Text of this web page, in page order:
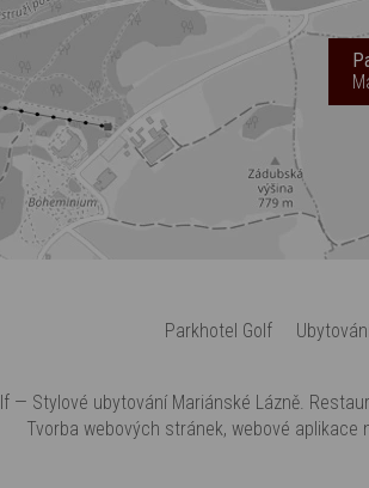
Parkhotel Golf
— Stylové ubytování Mariánské Lázně.
Tvorba webových stránek, webové aplikace